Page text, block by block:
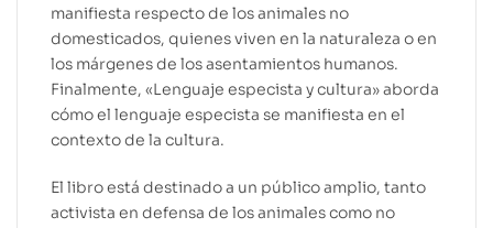
manifiesta respecto de los animales no
domesticados, quienes viven en la naturaleza o en
los márgenes de los asentamientos humanos.
Finalmente, «Lenguaje especista y cultura» aborda
cómo el lenguaje especista se manifiesta en el
contexto de la cultura.
El libro está destinado a un público amplio, tanto
activista en defensa de los animales como no